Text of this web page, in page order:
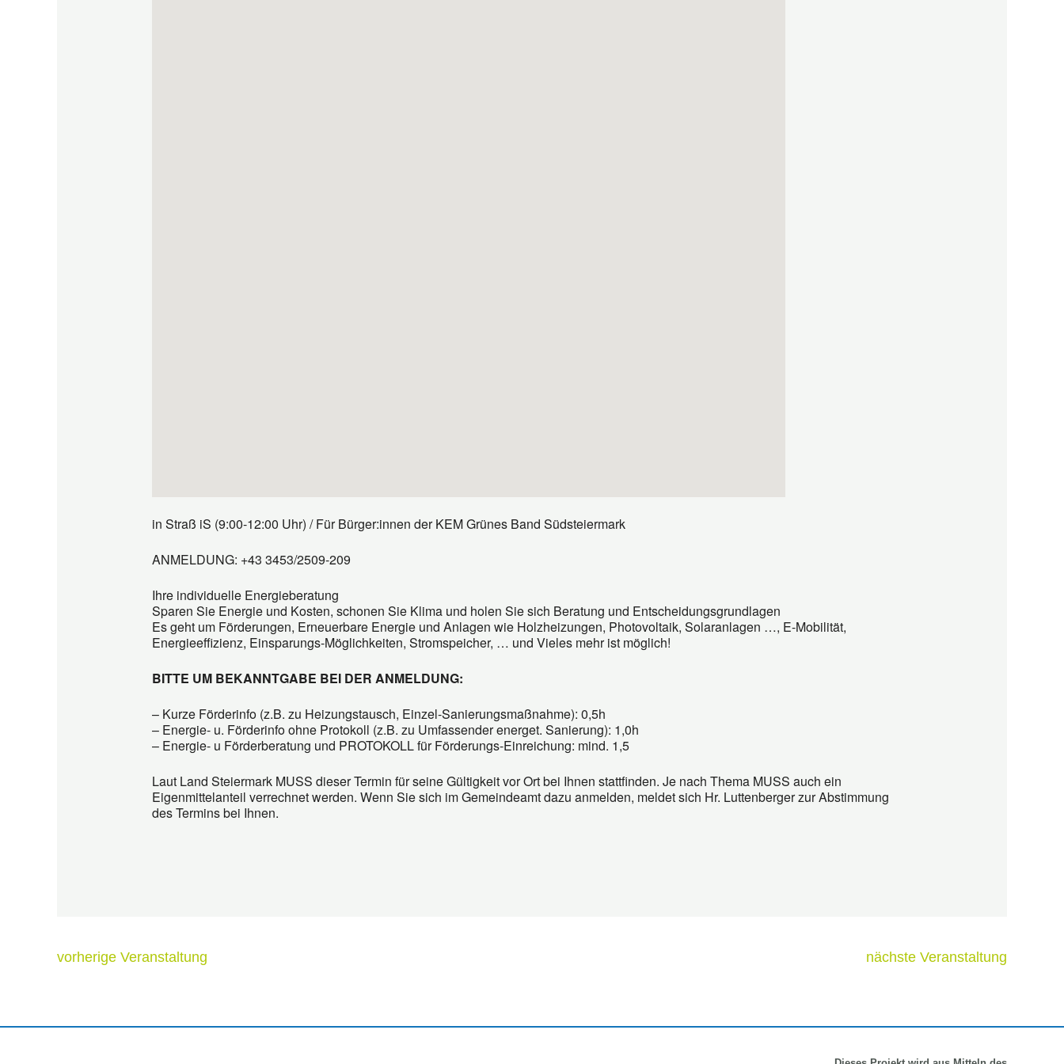
in Straß iS (9:00-12:00 Uhr) / Für Bürger:innen der KEM Grünes Band Südsteiermark
ANMELDUNG: +43 3453/2509-209
Ihre individuelle Energieberatung
Sparen Sie Energie und Kosten, schonen Sie Klima und holen Sie sich Beratung und Entscheidungsgrundlagen
Es geht um Förderungen, Erneuerbare Energie und Anlagen wie Holzheizungen, Photovoltaik, Solaranlagen …, E-Mobilität,
Energieeffizienz, Einsparungs-Möglichkeiten, Stromspeicher, … und Vieles mehr ist möglich!
BITTE UM BEKANNTGABE BEI DER ANMELDUNG:
– Kurze Förderinfo (z.B. zu Heizungstausch, Einzel-Sanierungsmaßnahme): 0,5h
– Energie- u. Förderinfo ohne Protokoll (z.B. zu Umfassender energet. Sanierung): 1,0h
– Energie- u Förderberatung und PROTOKOLL für Förderungs-Einreichung: mind. 1,5
Laut Land Steiermark MUSS dieser Termin für seine Gültigkeit vor Ort bei Ihnen stattfinden. Je nach Thema MUSS auch ein
Eigenmittelanteil verrechnet werden. Wenn Sie sich im Gemeindeamt dazu anmelden, meldet sich Hr. Luttenberger zur Abstimmung
des Termins bei Ihnen.
vorherige Veranstaltung nächste Veranstaltung